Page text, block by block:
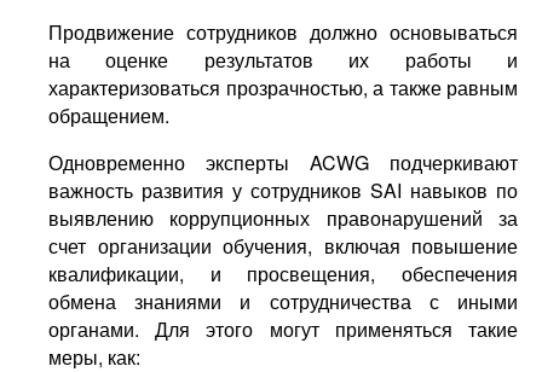
Продвижение сотрудников должно основываться
на оценке результатов их работы и
характеризоваться прозрачностью, а также равным
обращением.
Одновременно эксперты ACWG подчеркивают
важность развития у сотрудников SAI навыков по
выявлению коррупционных правонарушений за
счет организации обучения, включая повышение
квалификации, и просвещения, обеспечения
обмена знаниями и сотрудничества с иными
органами. Для этого могут применяться такие
меры, как: